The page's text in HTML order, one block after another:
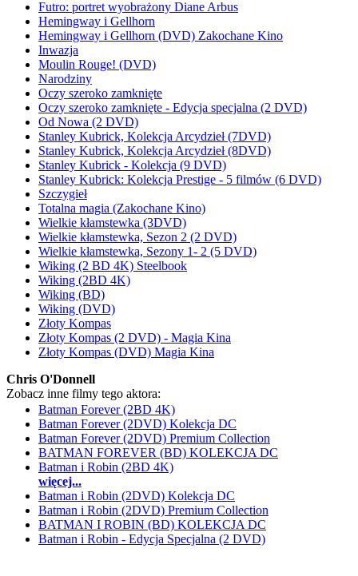
Futro: portret wyobrażony Diane Arbus
Hemingway i Gellhorn
Hemingway i Gellhorn (DVD) Zakochane Kino
Inwazja
Moulin Rouge! (DVD)
Narodziny
Oczy szeroko zamknięte
Oczy szeroko zamknięte - Edycja specjalna (2 DVD)
Od Nowa (2 DVD)
Stanley Kubrick, Kolekcja Arcydzieł (7DVD)
Stanley Kubrick, Kolekcja Arcydzieł (8DVD)
Stanley Kubrick - Kolekcja (9 DVD)
Stanley Kubrick: Kolekcja Prestige - 5 filmów (6 DVD)
Szczygieł
Totalna magia (Zakochane Kino)
Wielkie kłamstewka (3DVD)
Wielkie kłamstewka, Sezon 2 (2 DVD)
Wielkie kłamstewka, Sezony 1- 2 (5 DVD)
Wiking (2 BD 4K) Steelbook
Wiking (2BD 4K)
Wiking (BD)
Wiking (DVD)
Złoty Kompas
Złoty Kompas (2 DVD) - Magia Kina
Złoty Kompas (DVD) Magia Kina
Chris O'Donnell
Zobacz inne filmy tego aktora:
Batman Forever (2BD 4K)
Batman Forever (2DVD) Kolekcja DC
Batman Forever (2DVD) Premium Collection
BATMAN FOREVER (BD) KOLEKCJA DC
Batman i Robin (2BD 4K)
więcej...
Batman i Robin (2DVD) Kolekcja DC
Batman i Robin (2DVD) Premium Collection
BATMAN I ROBIN (BD) KOLEKCJA DC
Batman i Robin - Edycja Specjalna (2 DVD)